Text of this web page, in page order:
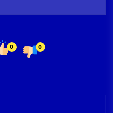
0 0